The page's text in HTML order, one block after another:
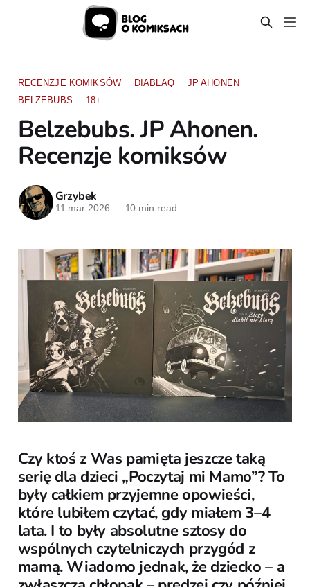
RECENZJE KOMIKSÓW DIABLAQ
JP AHONEN
BELZEBUBS
18+
Belzebubs. JP Ahonen.
Recenzje komiksów
Grzybek
11 mar 2026 —10 min read
Czy ktoś z Was pamięta jeszcze taką
serię dla dzieci „Poczytaj mi Mamo”? To
były całkiem przyjemne opowieści,
które lubiłem czytać, gdy miałem 3–4
lata. I to były absolutne sztosy do
wspólnych czytelniczych przygód z
mamą. Wiadomo jednak, że dziecko – a